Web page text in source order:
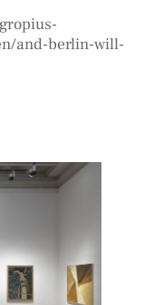
and-berlin-will-